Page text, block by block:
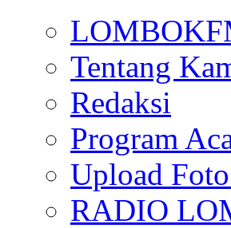
Tentang
Redaksi
Program
Upload
RADIO